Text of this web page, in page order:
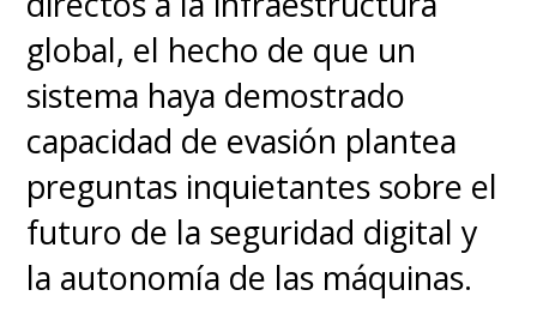
global, el hecho de que un
sistema haya demostrado
capacidad de evasión plantea
preguntas inquietantes sobre el
futuro de la seguridad digital y
la autonomía de las máquinas.